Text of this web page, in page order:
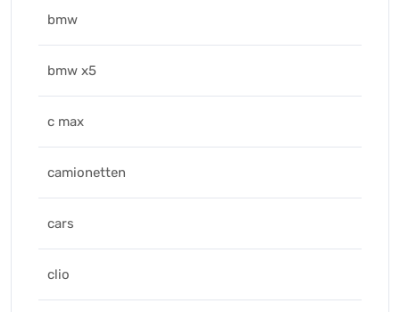
bmw
bmw x5
c max
camionetten
cars
clio